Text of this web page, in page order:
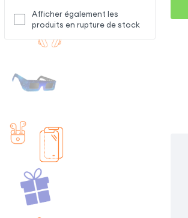
Afficher également les
produits en rupture de stock